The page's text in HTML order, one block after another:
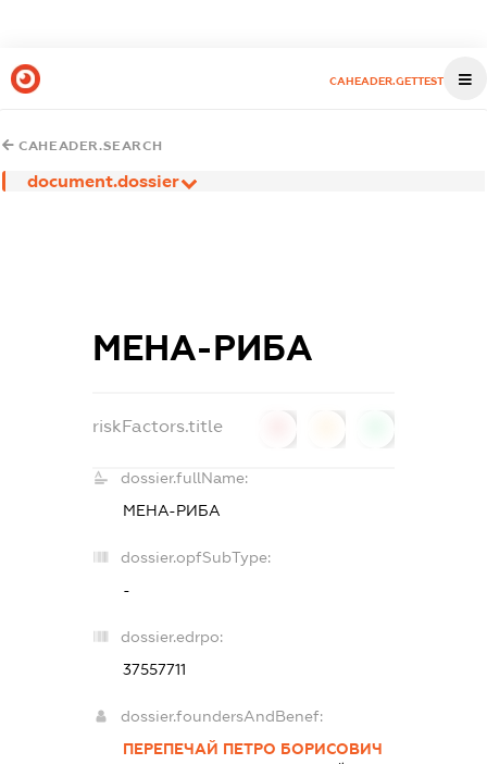
CAHEADER.GETTEST
CAHEADER.SEARCH
document.dossier
МЕНА-РИБА
riskFactors.title
dossier.fullName:
МЕНА-РИБА
dossier.opfSubType:
-
dossier.edrpo:
37557711
dossier.foundersAndBenef:
ПЕРЕПЕЧАЙ ПЕТРО БОРИСОВИЧ